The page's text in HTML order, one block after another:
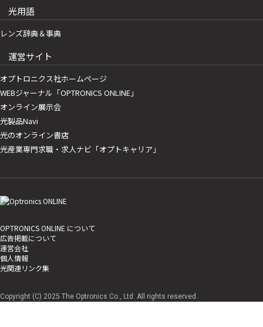
光用語
レンズ辞典＆事典
運営サイト
オプトロニクス社ホームページ
WEBジャーナル「OPTRONICS ONLINE」
オンライン展示会
光製品Navi
光のオンライン書店
光産業専門求職・求人ナビ「オプトキャリア」
OPTRONICS ONLINE について
広告掲載について
運営会社
個人情報
光関連リンク集
Copyright (C) 2025 The Optronics Co., Ltd. All rights reserved.